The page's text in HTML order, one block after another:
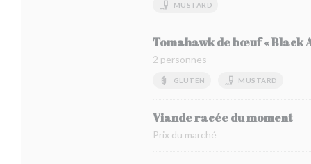
MUSTARD
Tomahawk de bœuf « Black
2 personnes
GLUTEN MUSTARD
Viande racée du moment
Prix du marché